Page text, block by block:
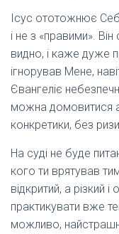
Ісус ототожнює
і не з «правими».
видно, і каже дуже
ігнорував Мене,
Євангеліє
можна домовитися
конкретики, без
На суді не буде
кого ти врятував
відкритий, а різкий
практикувати вже
можливо,